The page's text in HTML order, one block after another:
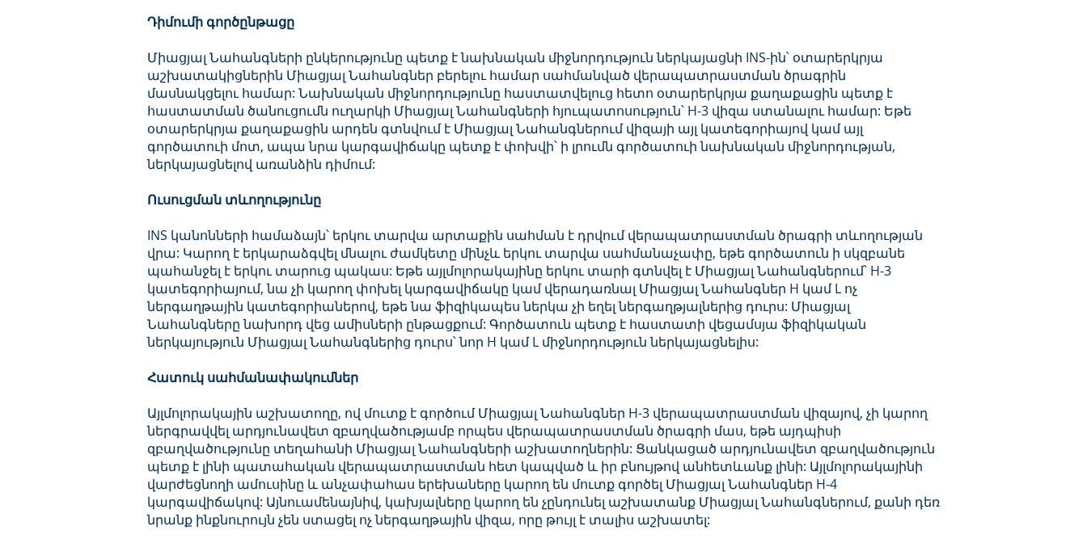
Դիմումի գործընթացը
Միացյալ Նահանգների ընկերությունը պետք է նախնական միջնորդություն ներկայացնի INS-ին՝ օտարերկրյա
աշխատակիցներին Միացյալ Նահանգներ բերելու համար սահմանված վերապատրաստման ծրագրին
մասնակցելու համար: Նախնական միջնորդությունը հաստատվելուց հետո օտարերկրյա քաղաքացին պետք է
հաստատման ծանուցումն ուղարկի Միացյալ Նահանգների հյուպատոսություն՝ H-3 վիզա ստանալու համար: Եթե
օտարերկրյա քաղաքացին արդեն գտնվում է Միացյալ Նահանգներում վիզայի այլ կատեգորիայով կամ այլ
գործատուի մոտ, ապա նրա կարգավիճակը պետք է փոխվի՝ ի լրումն գործատուի նախնական միջնորդության,
ներկայացնելով առանձին դիմում:
Ուսուցման տևողությունը
INS կանոնների համաձայն՝ երկու տարվա արտաքին սահման է դրվում վերապատրաստման ծրագրի տևողության
վրա: Կարող է երկարաձգվել մնալու ժամկետը մինչև երկու տարվա սահմանաչափը, եթե գործատուն ի սկզբանե
պահանջել է երկու տարուց պակաս: Եթե այլմոլորակայինը երկու տարի գտնվել է Միացյալ Նահանգներում՝ H-3
կատեգորիայում, նա չի կարող փոխել կարգավիճակը կամ վերադառնալ Միացյալ Նահանգներ H կամ L ոչ
ներգաղթային կատեգորիաներով, եթե նա ֆիզիկապես ներկա չի եղել ներգաղթյալներից դուրս: Միացյալ
Նահանգները նախորդ վեց ամիսների ընթացքում: Գործատուն պետք է հաստատի վեցամսյա ֆիզիկական
ներկայություն Միացյալ Նահանգներից դուրս՝ նոր H կամ L միջնորդություն ներկայացնելիս:
Հատուկ սահմանափակումներ
Այլմոլորակային աշխատողը, ով մուտք է գործում Միացյալ Նահանգներ H-3 վերապատրաստման վիզայով, չի կարող
ներգրավվել արդյունավետ զբաղվածությամբ որպես վերապատրաստման ծրագրի մաս, եթե այդպիսի
զբաղվածությունը տեղահանի Միացյալ Նահանգների աշխատողներին: Ցանկացած արդյունավետ զբաղվածություն
պետք է լինի պատահական վերապատրաստման հետ կապված և իր բնույթով անհետևանք լինի: Այլմոլորակայինի
վարժեցնողի ամուսինը և անչափահաս երեխաները կարող են մուտք գործել Միացյալ Նահանգներ H-4
կարգավիճակով: Այնուամենայնիվ, կախյալները կարող են չընդունել աշխատանք Միացյալ Նահանգներում, քանի դեռ
նրանք ինքնուրույն չեն ստացել ոչ ներգաղթային վիզա, որը թույլ է տալիս աշխատել: